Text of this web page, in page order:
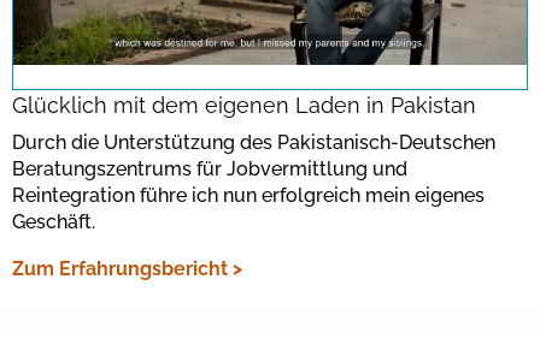
This link opens a YouTube video. Please
note the data protection regulations valid
Bestätigen
Glücklich mit dem eigenen Laden in Pakistan
Durch die Unterstützung des Pakistanisch-Deutschen
Beratungszentrums für Jobvermittlung und
Reintegration führe ich nun erfolgreich mein eigenes
Geschäft.
Zum Erfahrungsbericht >